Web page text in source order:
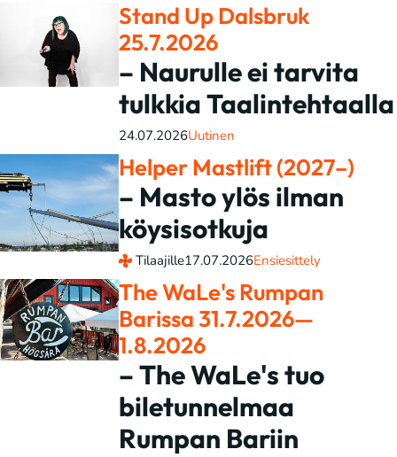
Stand Up Dalsbruk
25.7.2026
– Naurulle ei tarvita
tulkkia Taalintehtaalla
24.07.2026Uutinen
Helper Mastlift (2027–)
– Masto ylös ilman
köysisotkuja
Tilaajille17.07.2026Ensiesittely
The WaLe's Rumpan
Barissa 31.7.2026—
1.8.2026
– The WaLe's tuo
biletunnelmaa
Rumpan Bariin